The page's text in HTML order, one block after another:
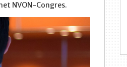
NVON-Congres.